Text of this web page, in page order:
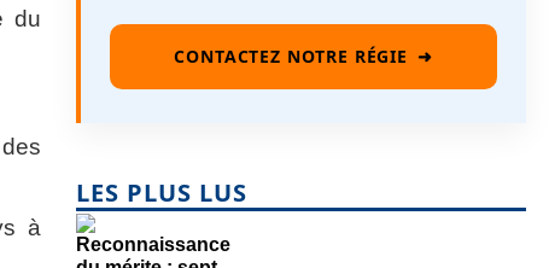
du
à
CONTACTEZ NOTRE RÉGIE ➜
LES PLUS LUS